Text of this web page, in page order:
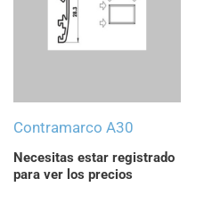
Contramarco A30
Necesitas estar registrado
para ver los precios